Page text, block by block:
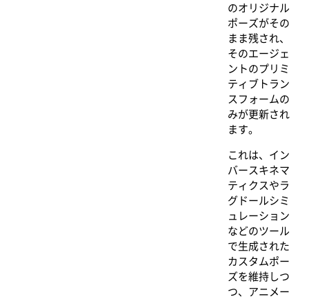
のオリジナル
ポーズがその
まま残され、
そのエージェ
ントのプリミ
ティブトラン
スフォームの
みが更新され
ます。
これは、イン
バースキネマ
ティクスやラ
グドールシミ
ュレーション
などのツール
で生成された
カスタムポー
ズを維持しつ
つ、アニメー